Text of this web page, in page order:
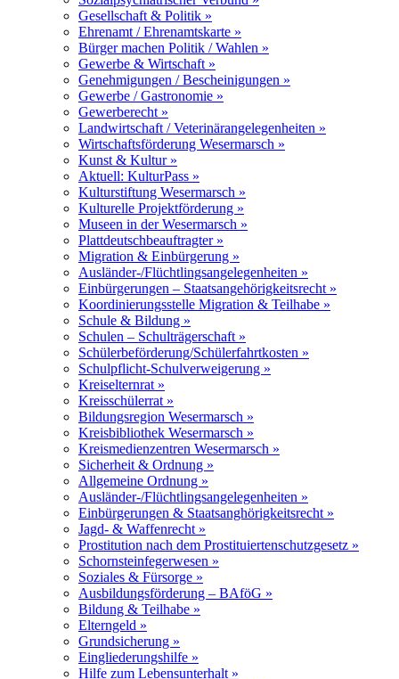
Gesellschaft & Politik »
Ehrenamt / Ehrenamtskarte »
Bürger machen Politik / Wahlen »
Gewerbe & Wirtschaft »
Genehmigungen / Bescheinigungen »
Gewerbe / Gastronomie »
Gewerberecht »
Landwirtschaft / Veterinärangelegenheiten »
Wirtschaftsförderung Wesermarsch »
Kunst & Kultur »
Aktuell: KulturPass »
Kulturstiftung Wesermarsch »
Kulturelle Projektförderung »
Museen in der Wesermarsch »
Plattdeutschbeauftragter »
Migration & Einbürgerung »
Ausländer-/Flüchtlingsangelegenheiten »
Einbürgerungen – Staatsangehörigkeitsrecht »
Koordinierungsstelle Migration & Teilhabe »
Schule & Bildung »
Schulen – Schulträgerschaft »
Schülerbeförderung/Schülerfahrtkosten »
Schulpflicht-Schulverweigerung »
Kreiselternrat »
Kreisschülerrat »
Bildungsregion Wesermarsch »
Kreisbibliothek Wesermarsch »
Kreismedienzentren Wesermarsch »
Sicherheit & Ordnung »
Allgemeine Ordnung »
Ausländer-/Flüchtlingsangelegenheiten »
Einbürgerungen & Staatsanghörigkeitsrecht »
Jagd- & Waffenrecht »
Prostitution nach dem Prostituiertenschutzgesetz »
Schornsteinfegerwesen »
Soziales & Fürsorge »
Ausbildungsförderung – BAföG »
Bildung & Teilhabe »
Elterngeld »
Grundsicherung »
Eingliederungshilfe »
Hilfe zum Lebensunterhalt »